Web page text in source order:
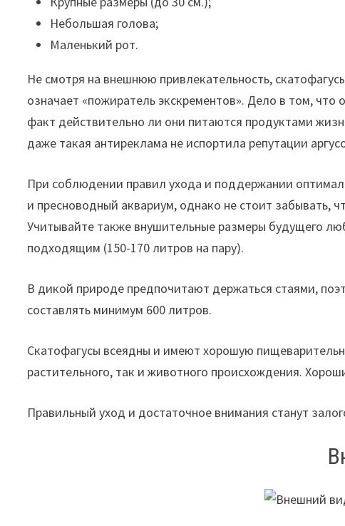
Небольшая голова;
Маленький рот.
Не смотря на внешнюю привлекательность,
означает «пожиратель экскрементов». Дело в том,
факт действительно ли они питаются продуктами
даже такая антиреклама не испортила репутации
При соблюдении правил ухода и поддержании
и пресноводный аквариум, однако не стоит
Учитывайте также внушительные размеры будущего
подходящим (150-170 литров на пару).
В дикой природе предпочитают держаться стаями,
составлять минимум 600 литров.
Скатофагусы всеядны и имеют хорошую
растительного, так и животного происхождения.
Правильный уход и достаточное внимания станут